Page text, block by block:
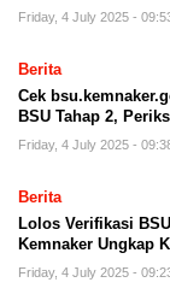
Friday, 4 July 2025 -
Berita
Cek
BSU Tahap 2,
Friday, 4 July 2025 -
Berita
Lolos Verifikasi
Kemnaker Ungkap
Friday, 4 July 2025 -